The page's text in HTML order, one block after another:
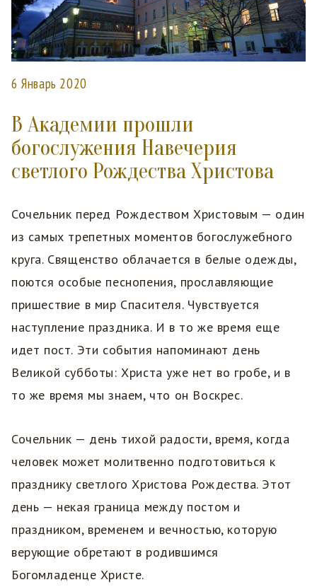
6 Январь 2020
В Академии прошли
богослужения Навечерия
светлого Рождества Христова
Сочельник перед Рождеством Христовым — один
из самых трепетных моментов богослужебного
круга. Священство облачается в белые одежды,
поются особые песнопения, прославляющие
пришествие в мир Спасителя. Чувствуется
наступление праздника. И в то же время еще
идет пост. Эти события напоминают день
Великой субботы: Христа уже нет во гробе, и в
то же время мы знаем, что он Воскрес.
Сочельник — день тихой радости, время, когда
человек может молитвенно подготовиться к
празднику светлого Христова Рождества. Этот
день — некая граница между постом и
праздником, временем и вечностью, которую
верующие обретают в родившимся
Богомладенце Христе.